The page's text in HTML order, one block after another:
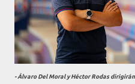
- Álvaro Del Moral y Héctor Rodas